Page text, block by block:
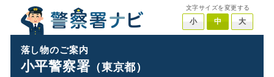
文字サイズを変更する
小 中 大
落し物のご案内
小平警察署（東京都）